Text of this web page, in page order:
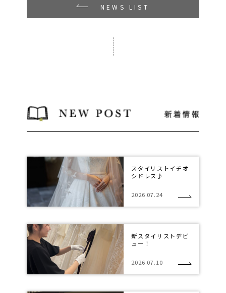
NEWS LIST
スタイリストイチオ
シドレス♪
2026.07.24
新スタイリストデビ
ュー！
2026.07.10